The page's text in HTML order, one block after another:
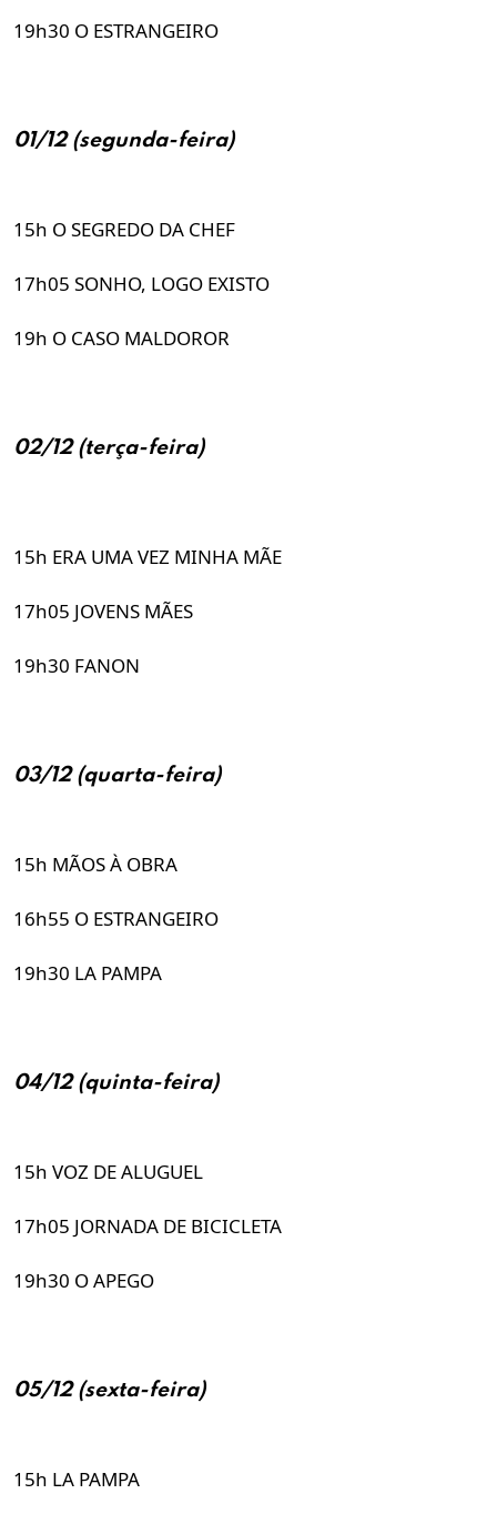
19h30 O ESTRANGEIRO
01/12 (segunda-feira)
15h O SEGREDO DA CHEF
17h05 SONHO, LOGO EXISTO
19h O CASO MALDOROR
02/12 (terça-feira)
15h ERA UMA VEZ MINHA MÃE
17h05 JOVENS MÃES
19h30 FANON
03/12 (quarta-feira)
15h MÃOS À OBRA
16h55 O ESTRANGEIRO
19h30 LA PAMPA
04/12 (quinta-feira)
15h VOZ DE ALUGUEL
17h05 JORNADA DE BICICLETA
19h30 O APEGO
05/12 (sexta-feira)
15h LA PAMPA